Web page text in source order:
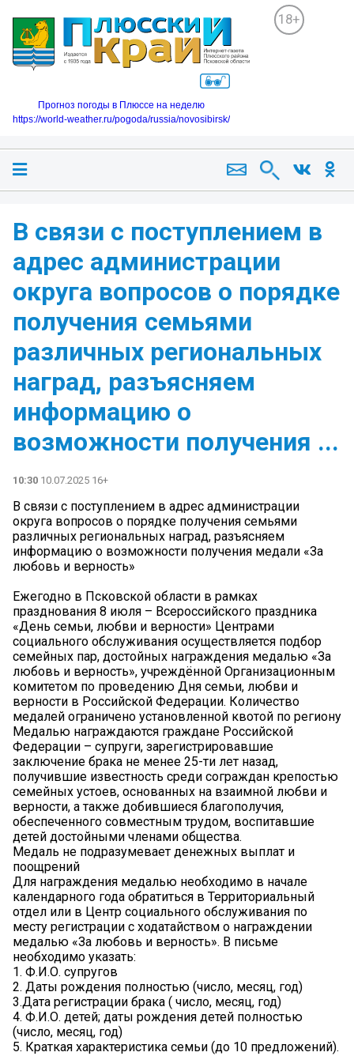
18+
Прогноз погоды в Плюссе на неделю
https://world-weather.ru/pogoda/russia/novosibirsk/
В связи с поступлением в
адрес администрации
округа вопросов о порядке
получения семьями
различных региональных
наград, разъясняем
информацию о
возможности получения ...
10:30 10.07.2025 16+
В связи с поступлением в адрес администрации
округа вопросов о порядке получения семьями
различных региональных наград, разъясняем
информацию о возможности получения медали «За
любовь и верность»️️️
Ежегодно в Псковской области в рамках
празднования 8 июля – Всероссийского праздника
«День семьи, любви и верности» Центрами
социального обслуживания осуществляется подбор
семейных пар, достойных награждения медалью «За
любовь и верность», учреждённой Организационным
комитетом по проведению Дня семьи, любви и
верности в Российской Федерации. Количество
медалей ограничено установленной квотой по региону️
Медалью награждаются граждане Российской
Федерации – супруги, зарегистрировавшие
заключение брака не менее 25-ти лет назад,
получившие известность среди сограждан крепостью
семейных устоев, основанных на взаимной любви и
верности, а также добившиеся благополучия,
обеспеченного совместным трудом, воспитавшие
детей достойными членами общества.
Медаль не подразумевает денежных выплат и
поощрений
Для награждения медалью необходимо в начале
календарного года обратиться в Территориальный
отдел или в Центр социального обслуживания по
месту регистрации с ходатайством о награждении
медалью «За любовь и верность». В письме
необходимо указать:
1. Ф.И.О. супругов
2. Даты рождения полностью (число, месяц, год)
3.Дата регистрации брака ( число, месяц, год)
4. Ф.И.О. детей; даты рождения детей полностью
(число, месяц, год)
5. Краткая характеристика семьи (до 10 предложений).